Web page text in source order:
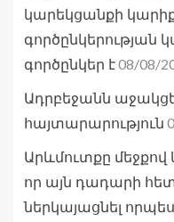
կարեկցանքի կարիք
գործընկերության
գործընկեր է08/08/
Ադրբեջանն
հայտարարություն
Արևմուտքը
որ այն դադարի
ներկայացնել